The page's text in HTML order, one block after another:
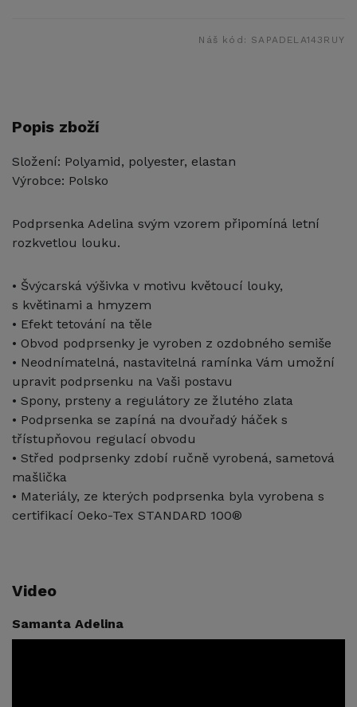
Náš kód: SAPADELA143RUY
Popis zboží
Složení: Polyamid, polyester, elastan
Výrobce: Polsko
Podprsenka Adelina svým vzorem připomíná letní
rozkvetlou louku.
• Švýcarská výšivka v motivu květoucí louky,
s květinami a hmyzem
• Efekt tetování na těle
• Obvod podprsenky je vyroben z ozdobného semiše
• Neodnímatelná, nastavitelná ramínka Vám umožní
upravit podprsenku na Vaši postavu
• Spony, prsteny a regulátory ze žlutého zlata
• Podprsenka se zapíná na dvouřadý háček s
třístupňovou regulací obvodu
• Střed podprsenky zdobí ručně vyrobená, sametová
mašlička
• Materiály, ze kterých podprsenka byla vyrobena s
certifikací Oeko-Tex STANDARD 100®
Video
Samanta Adelina